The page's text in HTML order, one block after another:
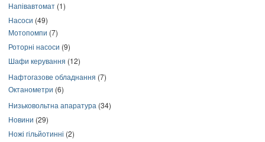
Напівавтомат (1)
Насоси (49)
Мотопомпи (7)
Роторні насоси (9)
Шафи керування (12)
Нафтогазове обладнання (7)
Октанометри (6)
Низьковольтна апаратура (34)
Новини (29)
Ножі гільйотинні (2)